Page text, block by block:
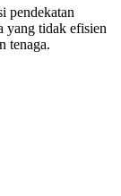
pendekatan
yang tidak efisien
tenaga.